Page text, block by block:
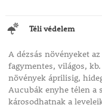
Téli védelem
A dézsás növényeket
fagymentes, világos,
növények áprilisig,
Aucubák enyhe télen a
károsodhatnak a